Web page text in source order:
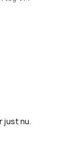
just nu.